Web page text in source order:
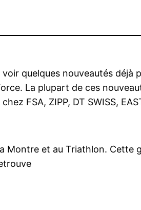
quelques nouveautés
La plupart de ces
FSA, ZIPP, DT SWISS,
Montre et au Triathlon. Cette